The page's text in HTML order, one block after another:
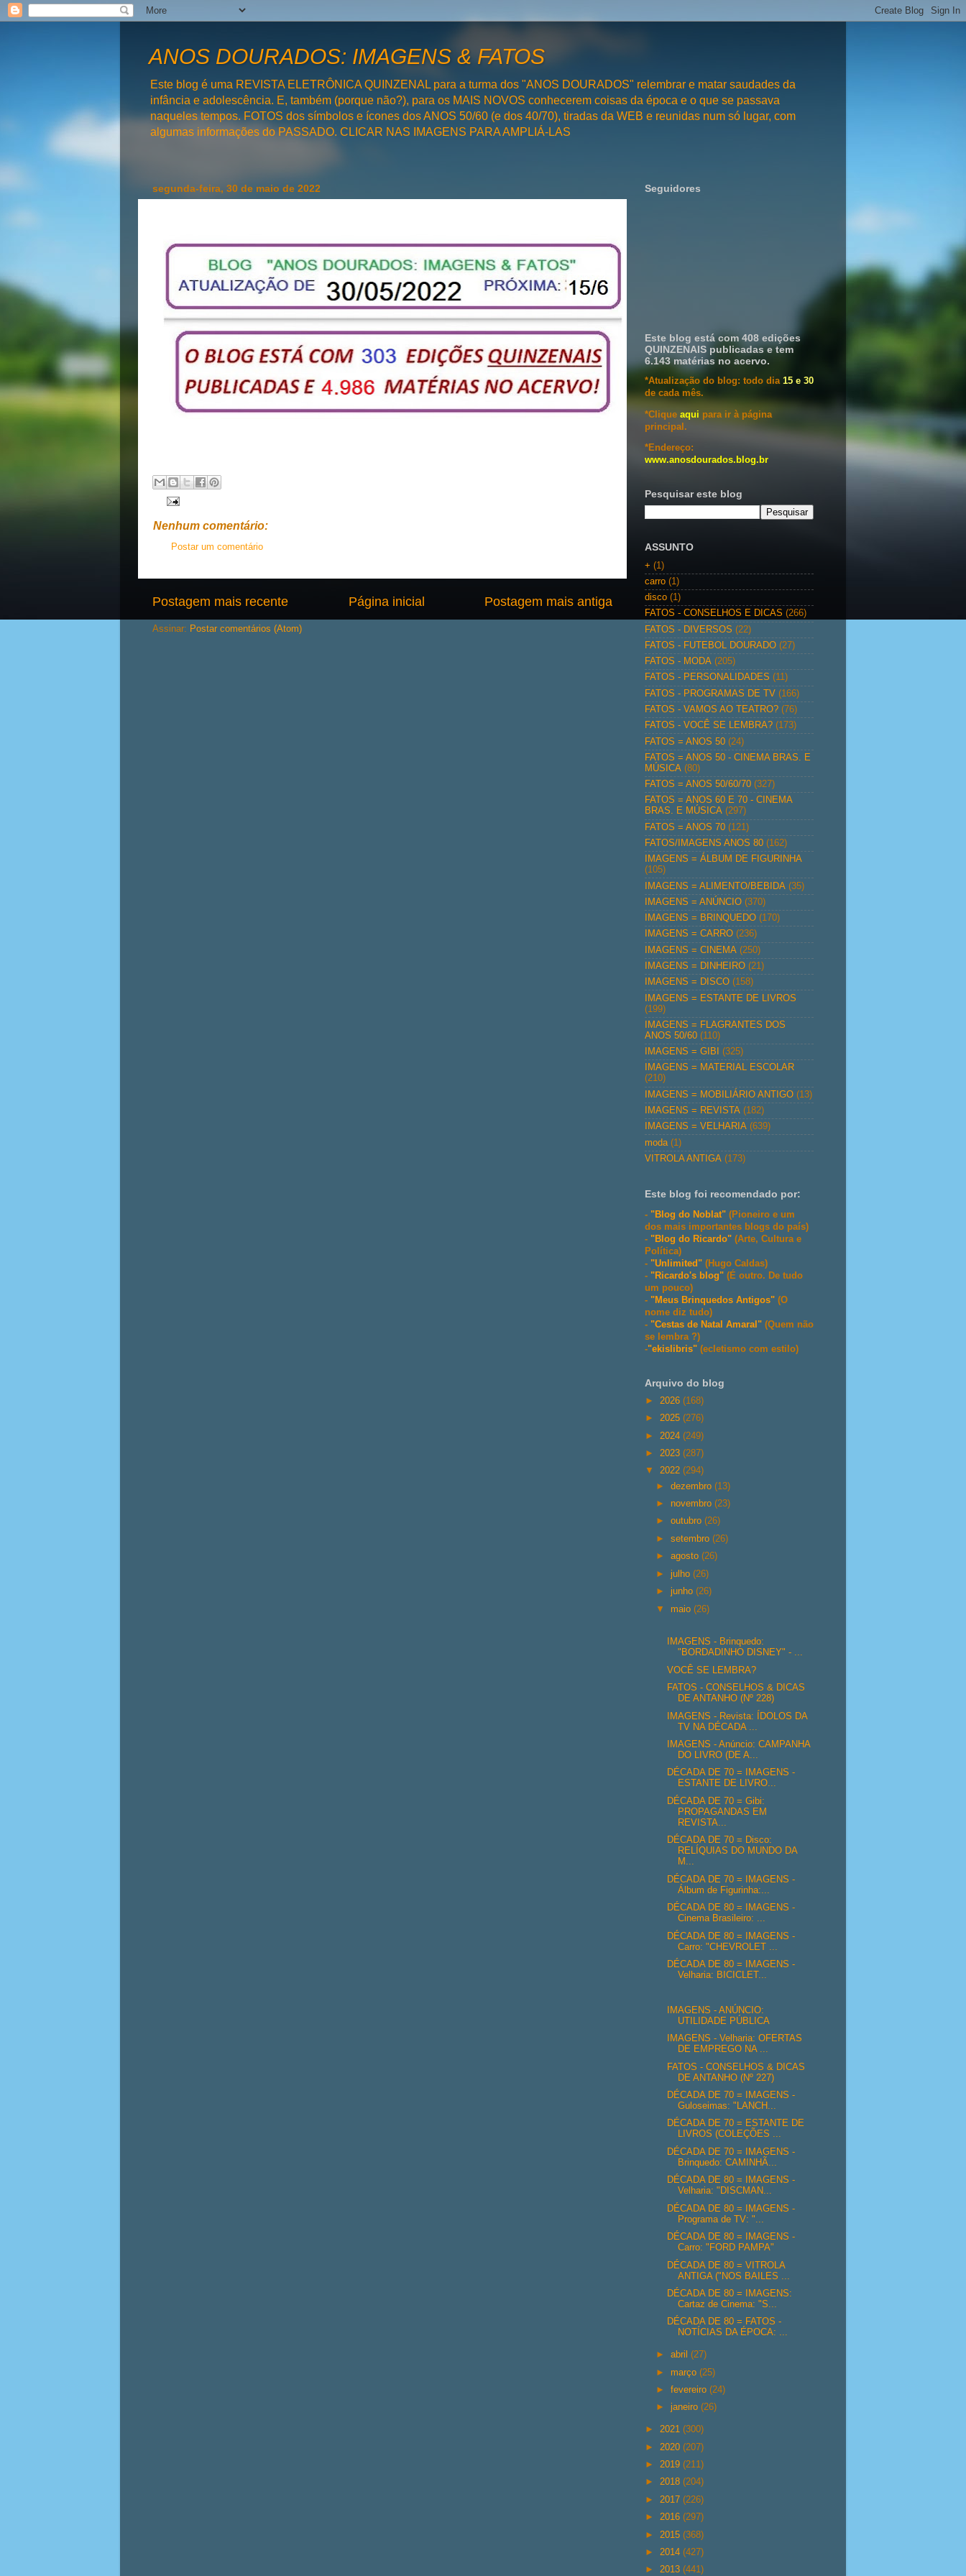
ANOS DOURADOS: IMAGENS & FATOS
Este blog é uma REVISTA ELETRÔNICA QUINZENAL para a turma dos "ANOS DOURADOS" relembrar e matar saudades da
infância e adolescência. E, também (porque não?), para os MAIS NOVOS conhecerem coisas da época e o que se passava
naqueles tempos. FOTOS dos símbolos e ícones dos ANOS 50/60 (e dos 40/70), tiradas da WEB e reunidas num só lugar, com
algumas informações do PASSADO. CLICAR NAS IMAGENS PARA AMPLIÁ-LAS
segunda-feira, 30 de maio de 2022
Nenhum comentário:
Postar um comentário
Postagem mais recente Postagem mais antiga
Página inicial
Assinar: Postar comentários (Atom)
Seguidores
Este blog está com 408 edições
QUINZENAIS publicadas e tem
6.143 matérias no acervo.
*Atualização do blog: todo dia 15 e 30
de cada mês.
*Clique aqui para ir à página
principal.
*Endereço:
www.anosdourados.blog.br
Pesquisar este blog
ASSUNTO
+ (1)
carro (1)
disco (1)
FATOS - CONSELHOS E DICAS (266)
FATOS - DIVERSOS (22)
FATOS - FUTEBOL DOURADO (27)
FATOS - MODA (205)
FATOS - PERSONALIDADES (11)
FATOS - PROGRAMAS DE TV (166)
FATOS - VAMOS AO TEATRO? (76)
FATOS - VOCÊ SE LEMBRA? (173)
FATOS = ANOS 50 (24)
FATOS = ANOS 50 - CINEMA BRAS. E
MÚSICA (80)
FATOS = ANOS 50/60/70 (327)
FATOS = ANOS 60 E 70 - CINEMA
BRAS. E MÚSICA (297)
FATOS = ANOS 70 (121)
FATOS/IMAGENS ANOS 80 (162)
IMAGENS = ÁLBUM DE FIGURINHA
(105)
IMAGENS = ALIMENTO/BEBIDA (35)
IMAGENS = ANÚNCIO (370)
IMAGENS = BRINQUEDO (170)
IMAGENS = CARRO (236)
IMAGENS = CINEMA (250)
IMAGENS = DINHEIRO (21)
IMAGENS = DISCO (158)
IMAGENS = ESTANTE DE LIVROS
(199)
IMAGENS = FLAGRANTES DOS
ANOS 50/60 (110)
IMAGENS = GIBI
(325)
IMAGENS = MATERIAL ESCOLAR
(210)
IMAGENS = MOBILIÁRIO ANTIGO (13)
IMAGENS = REVISTA (182)
IMAGENS = VELHARIA (639)
moda (1)
VITROLA ANTIGA (173)
Este blog foi recomendado por:
- "Blog do Noblat" (Pioneiro e um
dos mais importantes blogs do país)
- "Blog do Ricardo" (Arte, Cultura e
Política)
- "Unlimited" (Hugo Caldas)
- "Ricardo's blog" (É outro. De tudo
um pouco)
- "Meus Brinquedos Antigos" (O
nome diz tudo)
- "Cestas de Natal Amaral" (Quem não
se lembra ?)
-"ekislibris" (ecletismo com estilo)
Arquivo do blog
► 2026 (168)
► 2025 (276)
► 2024 (249)
► 2023 (287)
▼ 2022 (294)
►dezembro(13)
► novembro(23)
►outubro(26)
►setembro(26)
►agosto(26)
►julho(26)
►junho(26)
▼ maio(26)
IMAGENS - Brinquedo:
"BORDADINHO DISNEY" - ...
VOCÊ SE LEMBRA?
FATOS - CONSELHOS & DICAS
DE ANTANHO (Nº 228)
IMAGENS - Revista: ÍDOLOS DA
TV NA DÉCADA ...
IMAGENS - Anúncio: CAMPANHA
DO LIVRO (DE A...
DÉCADA DE 70 = IMAGENS -
ESTANTE DE LIVRO...
DÉCADA DE 70 = Gibi:
PROPAGANDAS EM
REVISTA...
DÉCADA DE 70 = Disco:
RELÍQUIAS DO MUNDO DA
M...
DÉCADA DE 70 = IMAGENS -
Álbum de Figurinha:...
DÉCADA DE 80 = IMAGENS -
Cinema Brasileiro: ...
DÉCADA DE 80 = IMAGENS -
Carro: "CHEVROLET ...
DÉCADA DE 80 = IMAGENS -
Velharia: BICICLET...
IMAGENS - ANÚNCIO:
UTILIDADE PÚBLICA
IMAGENS - Velharia: OFERTAS
DE EMPREGO NA ...
FATOS - CONSELHOS & DICAS
DE ANTANHO (Nº 227)
DÉCADA DE 70 = IMAGENS -
Guloseimas: "LANCH...
DÉCADA DE 70 = ESTANTE DE
LIVROS (COLEÇÕES ...
DÉCADA DE 70 = IMAGENS -
Brinquedo: CAMINHÃ...
DÉCADA DE 80 = IMAGENS -
Velharia: "DISCMAN...
DÉCADA DE 80 = IMAGENS -
Programa de TV: "...
DÉCADA DE 80 = IMAGENS -
Carro: "FORD PAMPA"
DÉCADA DE 80 = VITROLA
ANTIGA ("NOS BAILES ...
DÉCADA DE 80 = IMAGENS:
Cartaz de Cinema: "S...
DÉCADA DE 80 = FATOS -
NOTÍCIAS DA ÉPOCA: ...
►abril(27)
► março(25)
►fevereiro(24)
►janeiro(26)
► 2021 (300)
► 2020 (207)
► 2019 (211)
► 2018 (204)
► 2017 (226)
► 2016 (297)
► 2015 (368)
► 2014 (427)
► 2013 (441)